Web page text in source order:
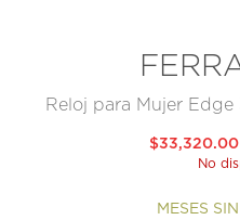
Reloj para Mujer
$33,320.00
No
MESES